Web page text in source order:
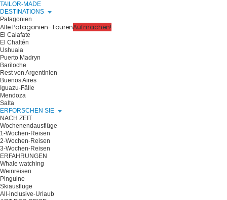
TAILOR-MADE
DESTINATIONS
Patagonien
Alle Patagonien-TourenAufmachen!
El Calafate
El Chaltén
Ushuaia
Puerto Madryn
Bariloche
Rest von Argentinien
Buenos Aires
Iguazu-Fälle
Mendoza
Salta
ERFORSCHEN SIE
NACH ZEIT
Wochenendausflüge
1-Wochen-Reisen
2-Wochen-Reisen
3-Wochen-Reisen
ERFAHRUNGEN
Whale watching
Weinreisen
Pinguine
Skiausflüge
All-inclusive-Urlaub